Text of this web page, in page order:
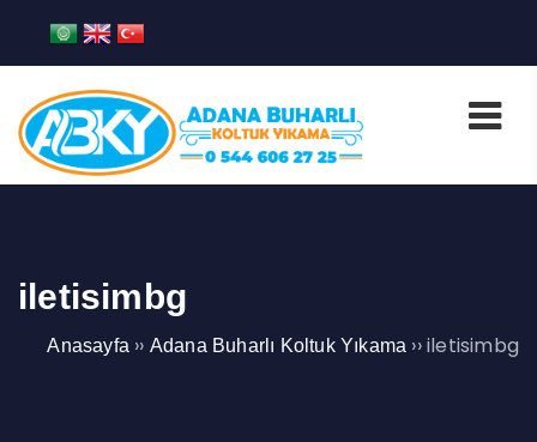
iletisimbg
Anasayfa ›› Adana Buharlı Koltuk Yıkama ››iletisimbg